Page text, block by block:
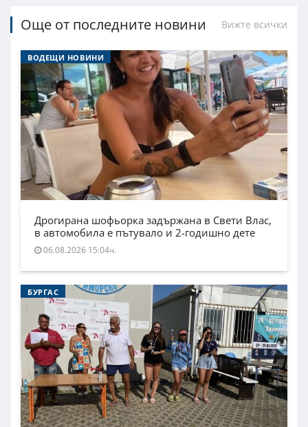
Още от последните новини Вижте всички
ВОДЕЩИ НОВИНИ
Дрогирана шофьорка задържана в Свети Влас,
в автомобила е пътувало и 2-годишно дете
06.08.2026 15:04ч.
БУРГАС